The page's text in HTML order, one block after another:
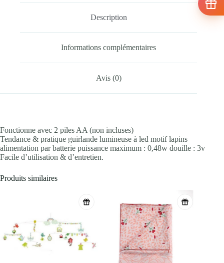
Description
Informations complémentaires
Avis (0)
Fonctionne avec 2 piles AA (non incluses)
Tendance & pratique guirlande lumineuse à led motif lapins
alimentation par batterie puissance maximum : 0,48w douille : 3v
Facile d’utilisation & d’entretien.
Produits similaires